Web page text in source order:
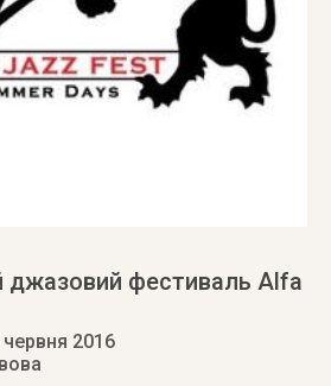
джазовий фестиваль Alfa
червня 2016